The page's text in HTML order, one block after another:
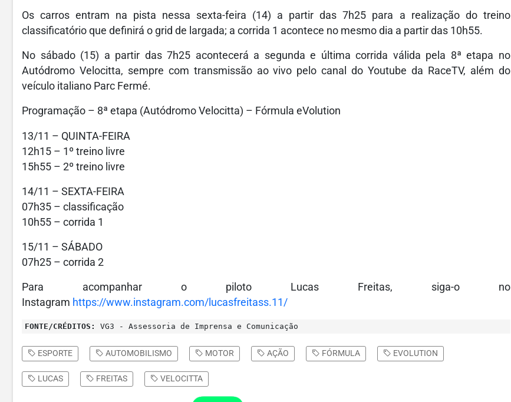
Os carros entram na pista nessa sexta-feira (14) a partir das 7h25 para a realização do treino
classificatório que definirá o grid de largada; a corrida 1 acontece no mesmo dia a partir das 10h55.
No sábado (15) a partir das 7h25 acontecerá a segunda e última corrida válida pela 8ª etapa no
Autódromo Velocitta, sempre com transmissão ao vivo pelo canal do Youtube da RaceTV, além do
veículo italiano Parc Fermé.
Programação – 8ª etapa (Autódromo Velocitta) – Fórmula eVolution
13/11 – QUINTA-FEIRA
12h15 – 1º treino livre
15h55 – 2º treino livre
14/11 – SEXTA-FEIRA
07h35 – classificação
10h55 – corrida 1
15/11 – SÁBADO
07h25 – corrida 2
Para acompanhar o piloto Lucas Freitas, siga-o no
Instagram https://www.instagram.com/lucasfreitass.11/
FONTE/CRÉDITOS: VG3 - Assessoria de Imprensa e Comunicação
ESPORTE AUTOMOBILISMO MOTOR AÇÃO FÓRMULA EVOLUTION
LUCAS FREITAS VELOCITTA